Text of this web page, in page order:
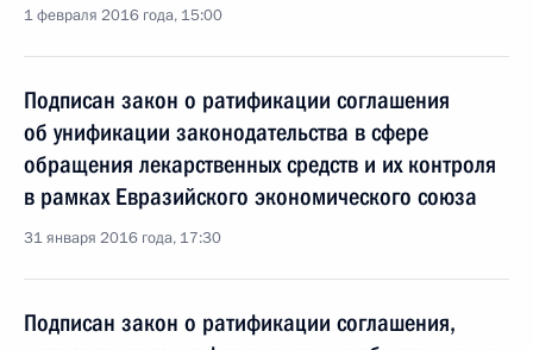
1 февраля 2016 года, 15:00
Подписан закон о ратификации соглашения
об унификации законодательства в сфере
обращения лекарственных средств и их контроля
в рамках Евразийского экономического союза
31 января 2016 года, 17:30
Подписан закон о ратификации соглашения,